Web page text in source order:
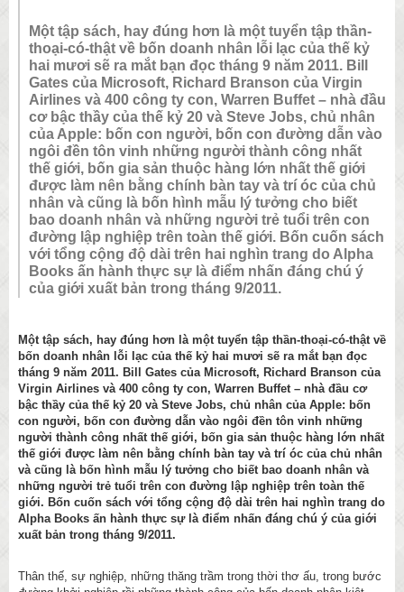
Một tập sách, hay đúng hơn là một tuyển tập thần-
thoại-có-thật về bốn doanh nhân lỗi lạc của thế kỷ
hai mươi sẽ ra mắt bạn đọc tháng 9 năm 2011. Bill
Gates của Microsoft, Richard Branson của Virgin
Airlines và 400 công ty con, Warren Buffet – nhà đầu
cơ bậc thầy của thế kỷ 20 và Steve Jobs, chủ nhân
của Apple: bốn con người, bốn con đường dẫn vào
ngôi đền tôn vinh những người thành công nhất
thế giới, bốn gia sản thuộc hàng lớn nhất thế giới
được làm nên bằng chính bàn tay và trí óc của chủ
nhân và cũng là bốn hình mẫu lý tưởng cho biết
bao doanh nhân và những người trẻ tuổi trên con
đường lập nghiệp trên toàn thế giới. Bốn cuốn sách
với tổng cộng độ dài trên hai nghìn trang do Alpha
Books ấn hành thực sự là điểm nhấn đáng chú ý
của giới xuất bản trong tháng 9/2011.
Một tập sách, hay đúng hơn là một tuyển tập thần-thoại-có-thật về
bốn doanh nhân lỗi lạc của thế kỷ hai mươi sẽ ra mắt bạn đọc
tháng 9 năm 2011. Bill Gates của Microsoft, Richard Branson của
Virgin Airlines và 400 công ty con, Warren Buffet – nhà đầu cơ
bậc thầy của thế kỷ 20 và Steve Jobs, chủ nhân của Apple: bốn
con người, bốn con đường dẫn vào ngôi đền tôn vinh những
người thành công nhất thế giới, bốn gia sản thuộc hàng lớn nhất
thế giới được làm nên bằng chính bàn tay và trí óc của chủ nhân
và cũng là bốn hình mẫu lý tưởng cho biết bao doanh nhân và
những người trẻ tuổi trên con đường lập nghiệp trên toàn thế
giới. Bốn cuốn sách với tổng cộng độ dài trên hai nghìn trang do
Alpha Books ấn hành thực sự là điểm nhấn đáng chú ý của giới
xuất bản trong tháng 9/2011.
Thân thế, sự nghiệp, những thăng trầm trong thời thơ ấu, trong bước